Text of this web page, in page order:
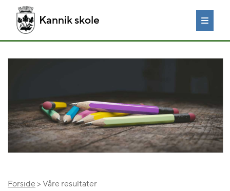
Kannik skole
Forside > Våre resultater